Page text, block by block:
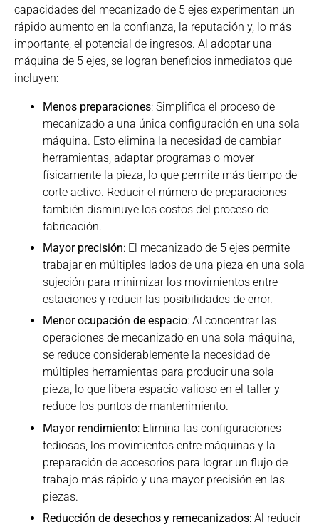
capacidades del mecanizado de 5 ejes experimentan un
rápido aumento en la confianza, la reputación y, lo más
importante, el potencial de ingresos. Al adoptar una
máquina de 5 ejes, se logran beneficios inmediatos que
incluyen:
Menos preparaciones: Simplifica el proceso de
mecanizado a una única configuración en una sola
máquina. Esto elimina la necesidad de cambiar
herramientas, adaptar programas o mover
físicamente la pieza, lo que permite más tiempo de
corte activo. Reducir el número de preparaciones
también disminuye los costos del proceso de
fabricación.
Mayor precisión: El mecanizado de 5 ejes permite
trabajar en múltiples lados de una pieza en una sola
sujeción para minimizar los movimientos entre
estaciones y reducir las posibilidades de error.
Menor ocupación de espacio: Al concentrar las
operaciones de mecanizado en una sola máquina,
se reduce considerablemente la necesidad de
múltiples herramientas para producir una sola
pieza, lo que libera espacio valioso en el taller y
reduce los puntos de mantenimiento.
Mayor rendimiento: Elimina las configuraciones
tediosas, los movimientos entre máquinas y la
preparación de accesorios para lograr un flujo de
trabajo más rápido y una mayor precisión en las
piezas.
Reducción de desechos y remecanizados: Al reducir